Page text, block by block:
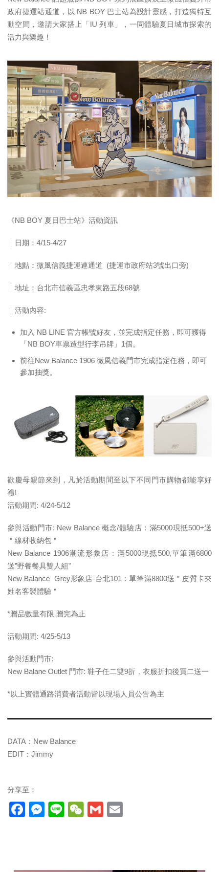
政府捷運站通道，以 NB BOY 巴士站為設計靈感，打造獨特互
動空間，邀請大家搭上「IU 列車」，一同體驗夏日城市探索的
活力與樂趣！
《NB BOY 夏日巴士站》活動資訊
｜日期：4/15-4/27
｜地點：微風信義捷運連通道 (捷運市政府站3號出口旁)
｜地址：台北市信義區忠孝東路五段68號
｜活動內容:
加入 NB LINE 官方帳號好友，並完成指定任務，即可獲得
「NB BOY車票造型行李吊牌」1個。
前往New Balance 1906 微風信義門市完成指定任務，即可
參加抽獎。
歡慶母親節來到，凡於活動期間至以下不同門市購物都能享好
禮!
活動期間: 4/24-5/12
參與活動門市: New Balance 概念/體驗店：滿5000現抵500+送
＂線材收納包＂
New Balance 1906潮流形象店：滿5000現抵500,單筆滿6800
送”野餐餐具雙人組”
New Balance Grey形象店-台北101：單筆滿8800送＂皮質卡夾
姓名客製體驗＂
*贈品數量有限 贈完為止
活動期間: 4/25-5/13
參與活動門市:
New Balane Outlet 門市: 鞋子任二雙9折，衣服折扣後買二送一
*以上實體通路消費者活動皆以現場人員公告為主
DATA：New Balance
EDIT：Jimmy
分享至：
Facebook
Messenger
LineWeChat
Gmail